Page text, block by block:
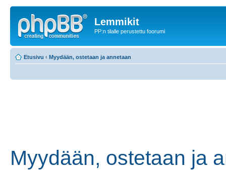
Lemmikit
PP:n tilalle perustettu foorumi
Etusivu ‹ Myydään, ostetaan ja annetaan
Myydään, ostetaan ja